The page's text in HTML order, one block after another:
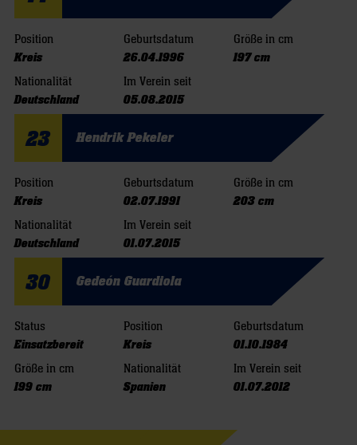
Position
Kreis
Geburtsdatum
26.04.1996
Größe in cm
197 cm
Nationalität
Deutschland
Im Verein seit
05.08.2015
23 Hendrik Pekeler
Position
Kreis
Geburtsdatum
02.07.1991
Größe in cm
203 cm
Nationalität
Deutschland
Im Verein seit
01.07.2015
30 Gedeón Guardiola
Status
Einsatzbereit
Position
Kreis
Geburtsdatum
01.10.1984
Größe in cm
199 cm
Nationalität
Spanien
Im Verein seit
01.07.2012